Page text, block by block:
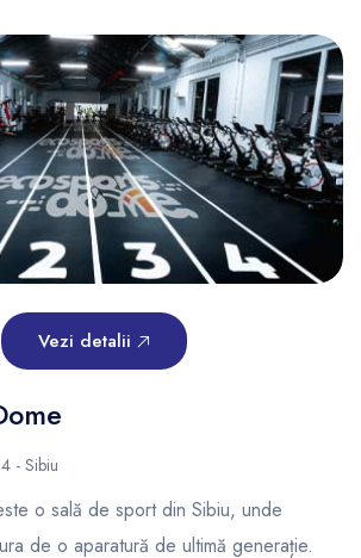
Vezi detalii
- Sibiu
o sală de sport din Sibiu, unde
de o aparatură de ultimă generație.